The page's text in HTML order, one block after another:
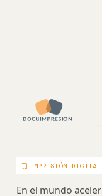
IMPRESIÓN DIGITAL
En el mundo